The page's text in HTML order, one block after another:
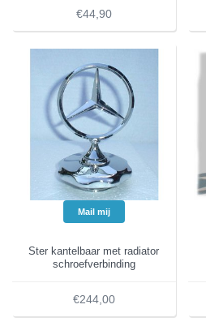
€44,90
Mail mij
Ster kantelbaar met radiator
schroefverbinding
€244,00